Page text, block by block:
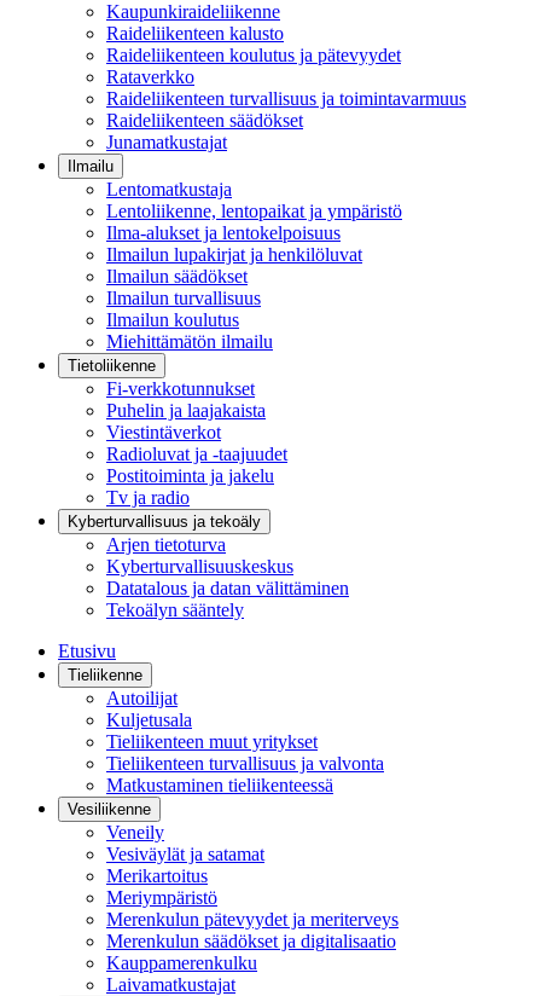
Kaupunkiraideliikenne
Raideliikenteen kalusto
Raideliikenteen koulutus ja pätevyydet
Rataverkko
Raideliikenteen turvallisuus ja toimintavarmuus
Raideliikenteen säädökset
Junamatkustajat
Ilmailu
Lentomatkustaja
Lentoliikenne, lentopaikat ja ympäristö
Ilma-alukset ja lentokelpoisuus
Ilmailun lupakirjat ja henkilöluvat
Ilmailun säädökset
Ilmailun turvallisuus
Ilmailun koulutus
Miehittämätön ilmailu
Tietoliikenne
Fi-verkkotunnukset
Puhelin ja laajakaista
Viestintäverkot
Radioluvat ja -taajuudet
Postitoiminta ja jakelu
Tv ja radio
Kyberturvallisuus ja tekoäly
Arjen tietoturva
Kyberturvallisuuskeskus
Datatalous ja datan välittäminen
Tekoälyn sääntely
Etusivu
Tieliikenne
Autoilijat
Kuljetusala
Tieliikenteen muut yritykset
Tieliikenteen turvallisuus ja valvonta
Matkustaminen tieliikenteessä
Vesiliikenne
Veneily
Vesiväylät ja satamat
Merikartoitus
Meriympäristö
Merenkulun pätevyydet ja meriterveys
Merenkulun säädökset ja digitalisaatio
Kauppamerenkulku
Laivamatkustajat